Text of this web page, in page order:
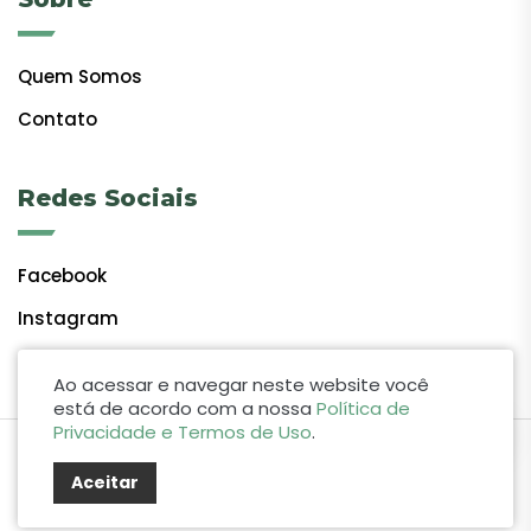
Quem Somos
Contato
Redes Sociais
Facebook
Instagram
© 2024 Giro do Vale. Todos os direitos reservados.
Ao acessar e navegar neste website você
está de acordo com a nossa Política de
Privacidade e Termos de Uso.
Aceitar